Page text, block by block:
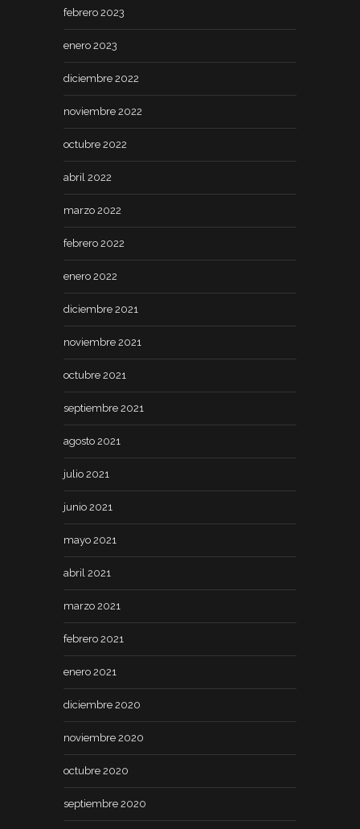
febrero 2023
enero 2023
diciembre 2022
noviembre 2022
octubre 2022
abril 2022
marzo 2022
febrero 2022
enero 2022
diciembre 2021
noviembre 2021
octubre 2021
septiembre 2021
agosto 2021
julio 2021
junio 2021
mayo 2021
abril 2021
marzo 2021
febrero 2021
enero 2021
diciembre 2020
noviembre 2020
octubre 2020
septiembre 2020